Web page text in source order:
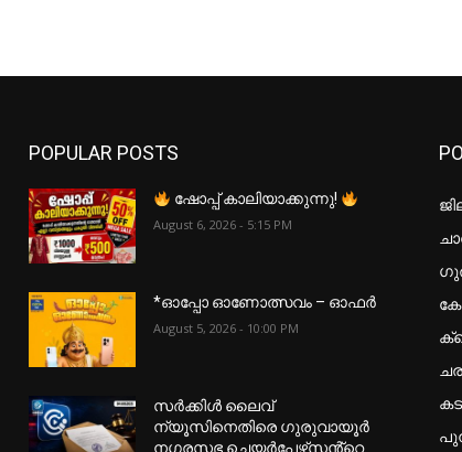
POPULAR POSTS
ഷോപ്പ് കാലിയാക്കുന്നു!
August 6, 2026 - 5:15 PM
*ഓപ്പോ ഓണോത്സവം – ഓഫർ
August 5, 2026 - 10:00 PM
സർക്കിൾ ലൈവ്
ന്യൂസിനെതിരെ ഗുരുവായൂർ
നഗരസഭ ചെയർപേഴ്‌സൻ്റെ